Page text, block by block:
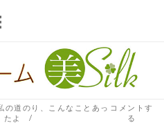
の道のり
こんなことあっ
たよ
コメントす
る